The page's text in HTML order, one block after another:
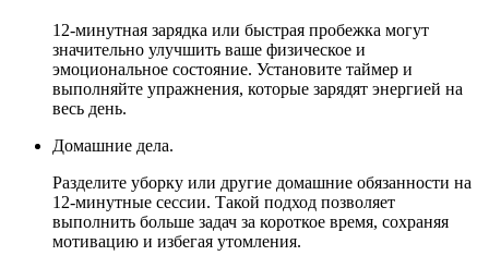
12-минутная зарядка или быстрая пробежка могут
значительно улучшить ваше физическое и
эмоциональное состояние. Установите таймер и
выполняйте упражнения, которые зарядят энергией на
весь день.
Домашние дела.
Разделите уборку или другие домашние обязанности на
12-минутные сессии. Такой подход позволяет
выполнить больше задач за короткое время, сохраняя
мотивацию и избегая утомления.